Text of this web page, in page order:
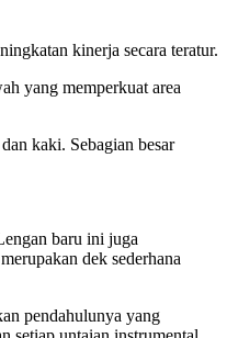
kinerja secara teratur.
yang memperkuat area
kaki. Sebagian besar
baru ini juga
dek sederhana
pendahulunya yang